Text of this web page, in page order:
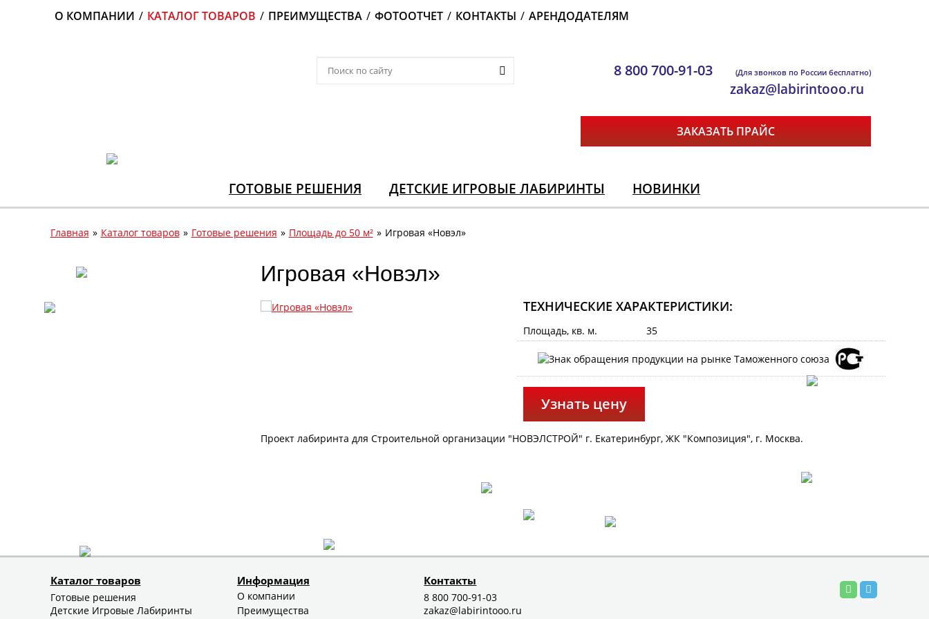
О КОМПАНИИ / КАТАЛОГ ТОВАРОВ / ПРЕИМУЩЕСТВА / ФОТООТЧЕТ / КОНТАКТЫ / АРЕНДОДАТЕЛЯМ
8 800 700-91-03 (Для звонков по России бесплатно)
zakaz@labirintooo.ru
ЗАКАЗАТЬ ПРАЙС
ГОТОВЫЕ РЕШЕНИЯ ДЕТСКИЕ ИГРОВЫЕ ЛАБИРИНТЫ НОВИНКИ
Главная » Каталог товаров » Готовые решения » Площадь до 50 м² » Игровая «Новэл»
Игровая «Новэл»
ТЕХНИЧЕСКИЕ ХАРАКТЕРИСТИКИ:
Площадь, кв. м. 35
Узнать цену
Проект лабиринта для Строительной организации "НОВЭЛСТРОЙ" г. Екатеринбург, ЖК "Композиция", г. Москва.
Каталог товаров
Готовые решения
Детские Игровые Лабиринты
Информация
О компании
Преимущества
Контакты
8 800 700-91-03
zakaz@labirintooo.ru